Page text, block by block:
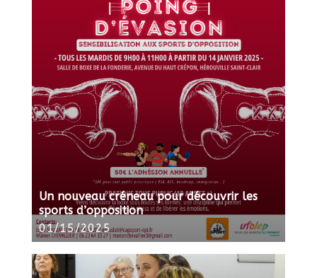
Un nouveau créneau pour découvrir les
sports d’opposition
01/15/2025